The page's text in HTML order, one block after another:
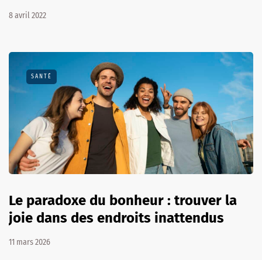
8 avril 2022
SANTÉ
Le paradoxe du bonheur : trouver la
joie dans des endroits inattendus
11 mars 2026